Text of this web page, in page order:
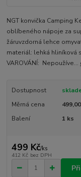
NGT konvička Camping
oblíbeného nápoje za
žáruvzdorná lehce
materiál: lehká hliníková
VAROVÁNÍ: Nepoužíve...
Dostupnost
Měrná cena
Balení
1 ks
499 Kč/ks
412 Kč bez DPH